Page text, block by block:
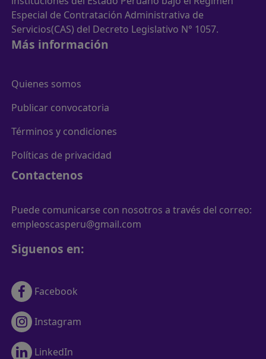
Especial de Contratación Administrativa de
Servicios(CAS) del Decreto Legislativo N° 1057.
Más información
Quienes somos
Publicar convocatoria
Términos y condiciones
Políticas de privacidad
Contactenos
Puede comunicarse con nosotros a través del correo:
empleoscasperu@gmail.com
Siguenos en:
Facebook
Instagram
LinkedIn